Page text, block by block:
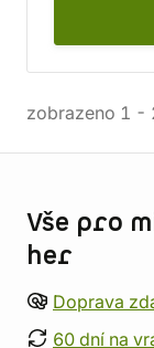
zobrazeno 1 -
Vše pro
her
Doprava
60 dní na